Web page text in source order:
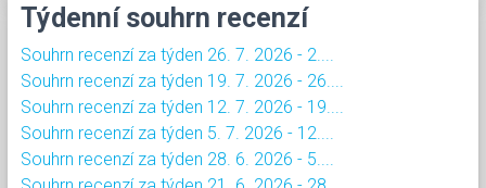
Týdenní souhrn recenzí
Souhrn recenzí za týden 26. 7. 2026 - 2....
Souhrn recenzí za týden 19. 7. 2026 - 26....
Souhrn recenzí za týden 12. 7. 2026 - 19....
Souhrn recenzí za týden 5. 7. 2026 - 12....
Souhrn recenzí za týden 28. 6. 2026 - 5....